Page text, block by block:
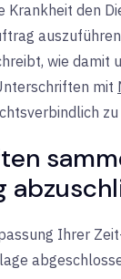
Krankheit den
wie damit
mit
zu
Ihrer